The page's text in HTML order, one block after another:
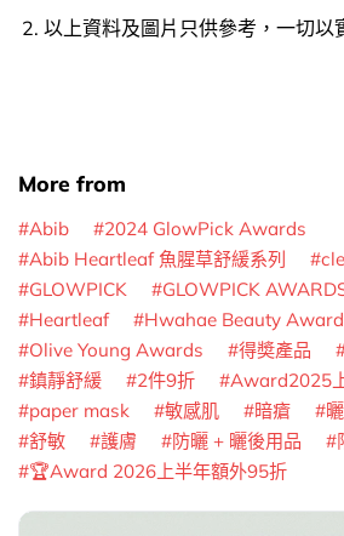
以上資料及圖片只供參考，一切以
More from
Abib
2024 GlowPick Awards
Abib Heartleaf 魚腥草舒緩系列
GLOWPICK
GLOWPICK
Heartleaf
Hwahae Beauty
Olive Young Awards
得奬產品
鎮靜舒緩
2件9折
Award2025
paper mask
敏感肌 暗瘡
舒敏
護膚 防曬 + 曬後用品
🏆Award 2026上半年額外95折